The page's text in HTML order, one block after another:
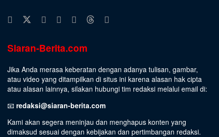
Siaran-Berita.com
Jika Anda merasa keberatan dengan adanya tulisan, gambar,
atau video yang ditampilkan di situs ini karena alasan hak cipta
atau alasan lainnya, silakan hubungi tim redaksi melalui email di:
📧 redaksi@siaran-berita.com
Kami akan segera meninjau dan menghapus konten yang
dimaksud sesuai dengan kebijakan dan pertimbangan redaksi.